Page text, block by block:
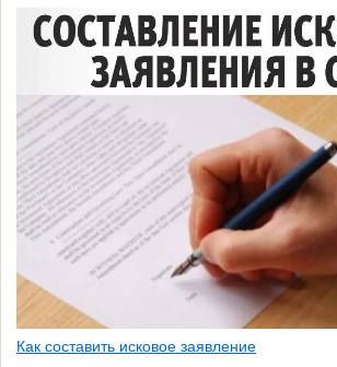
Как составить исковое заявление